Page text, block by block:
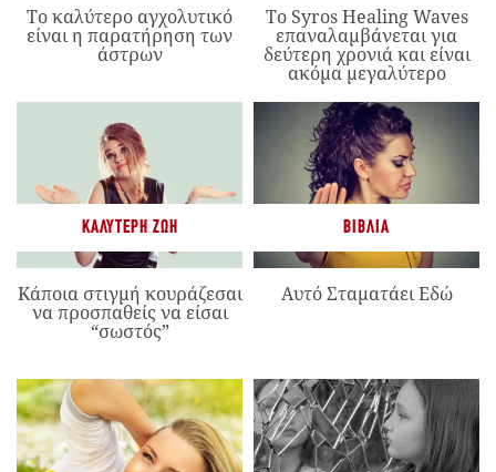
Το καλύτερο αγχολυτικό
είναι η παρατήρηση των
άστρων
Το Syros Healing Waves
επαναλαμβάνεται για
δεύτερη χρονιά και είναι
ακόμα μεγαλύτερο
ΚΑΛΎΤΕΡΗ ΖΩΉ
Κάποια στιγμή κουράζεσαι
να προσπαθείς να είσαι
“σωστός”
ΒΙΒΛΊΑ
Αυτό Σταματάει Εδώ